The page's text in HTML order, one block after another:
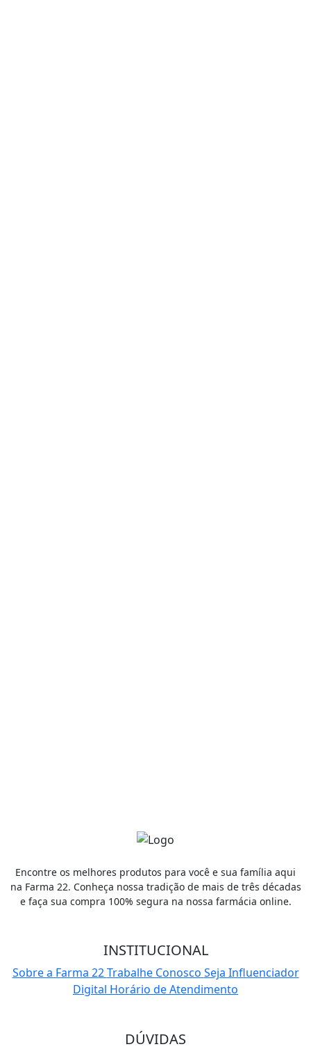
Encontre os melhores produtos para você e sua família aqui
na Farma 22. Conheça nossa tradição de mais de três décadas
e faça sua compra 100% segura na nossa farmácia online.
INSTITUCIONAL
Sobre a Farma 22Trabalhe Conosco Seja Influenciador
Digital Horário de Atendimento
DÚVIDAS